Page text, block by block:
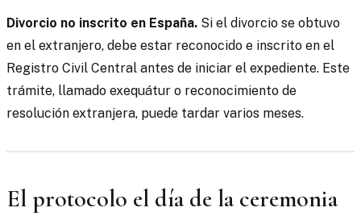
Divorcio no inscrito en España. Si el divorcio se obtuvo
en el extranjero, debe estar reconocido e inscrito en el
Registro Civil Central antes de iniciar el expediente. Este
trámite, llamado exequátur o reconocimiento de
resolución extranjera, puede tardar varios meses.
El protocolo el día de la ceremonia